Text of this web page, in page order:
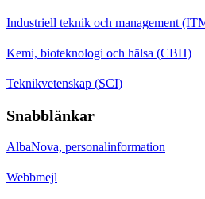
Industriell teknik och management
Kemi, bioteknologi och hälsa (CBH)
Teknikvetenskap (SCI)
Snabblänkar
AlbaNova, personalinformation
Webbmejl